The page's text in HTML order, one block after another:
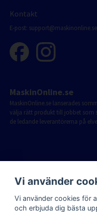
Kontakt
E-post: support@maskinonline.se
MaskinOnline.se
MaskinOnline.se lanserades
välja rätt produkt till jobbet som
de ledande leverantörerna på
Vi använder
Vi använder cookies för
och erbjuda dig bästa